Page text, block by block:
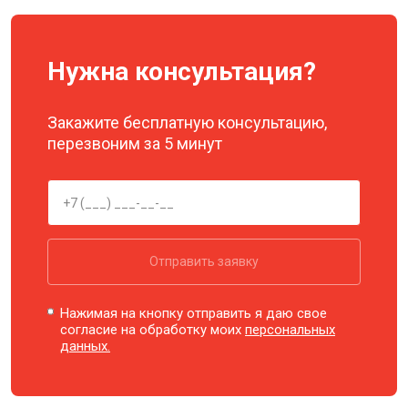
Нужна консультация?
Закажите бесплатную консультацию,
перезвоним за 5 минут
Отправить заявку
Нажимая на кнопку отправить я даю свое
согласие на обработку моихперсональных
данных.